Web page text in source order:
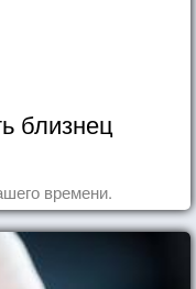
близнец
времени.